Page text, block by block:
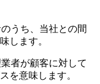
うち、当社との間
します。
者が顧客に対して
を意味します。